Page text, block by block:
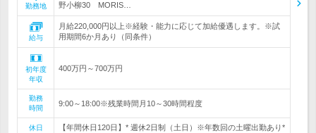
勤務地 野小柳30 MORIS…
給与
月給220,000円以上※経験・能力に応じて加給優遇します。※試
用期間6か月あり（同条件）
初年度
年収
400万円～700万円
勤務
時間
9:00～18:00※残業時間月10～30時間程度
休日
【年間休日120日】* 週休2日制（土日）※年数回の土曜出勤あり*